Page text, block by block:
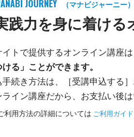
JOURNEY （マナビジャーニー）
践力を身に着け
イトで提供するオンライン講座
る」ことができます。
手続き方法は、［受講申込する
ライン講座だから、お支払い後
利用方法の詳細については ご利用ガイド